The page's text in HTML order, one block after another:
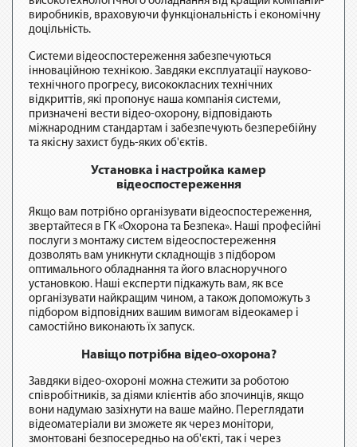
виробників, враховуючи функціональність і економічну
доцільність.
Системи відеоспостереження забезпечуються
інноваційною технікою. Завдяки експлуатації науково-
технічного прогресу, висококласних технічних
відкриттів, які пропонує наша компанія системи,
призначені вести відео-охорону, відповідають
міжнародним стандартам і забезпечують безперебійну
та якісну захист будь-яких об'єктів.
Установка і настройка камер
відеоспостереження
Якщо вам потрібно організувати відеоспостереження,
звертайтеся в ГК «Охорона та Безпека». Наші професійні
послуги з монтажу систем відеоспостереження
дозволять вам уникнути складнощів з підбором
оптимального обладнання та його власноручного
установкою. Наші експерти підкажуть вам, як все
організувати найкращим чином, а також допоможуть з
підбором відповідних вашим вимогам відеокамер і
самостійно виконають їх запуск.
Навіщо потрібна відео-охорона?
Завдяки відео-охороні можна стежити за роботою
співробітників, за діями клієнтів або злочинців, якщо
вони надумаю зазіхнути на ваше майно. Переглядати
відеоматеріали ви зможете як через монітори,
змонтовані безпосередньо на об'єкті, так і через